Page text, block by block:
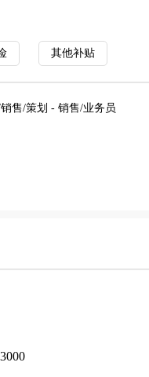
其他补贴
售/策划 - 销售/业务员